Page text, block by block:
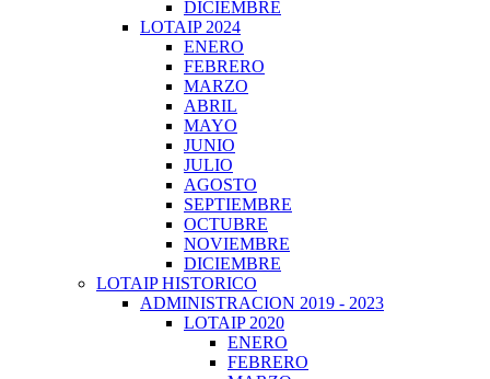
DICIEMBRE
LOTAIP 2024
ENERO
FEBRERO
MARZO
ABRIL
MAYO
JUNIO
JULIO
AGOSTO
SEPTIEMBRE
OCTUBRE
NOVIEMBRE
DICIEMBRE
LOTAIP HISTORICO
ADMINISTRACION 2019 - 2023
LOTAIP 2020
ENERO
FEBRERO